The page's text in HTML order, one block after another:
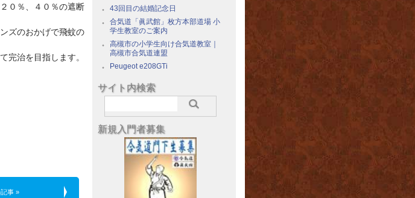
０％、４０％の遮断
ズのおかげで飛蚊の
完治を目指します。
事 »
43回目の結婚記念日
合気道「眞武館」枚方本部道場 小
学生教室のご案内
高槻市の小学生向け合気道教室｜
高槻市合気道連盟
Peugeot e208GTi
サイト内検索
新規入門者募集